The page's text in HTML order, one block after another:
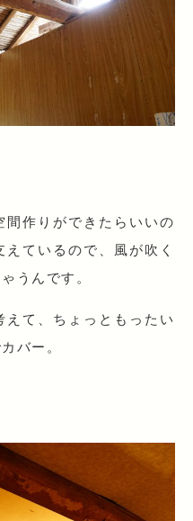
間作りができたらいいの
ているので、風が吹く
うんです。
て、ちょっともったい
バー。